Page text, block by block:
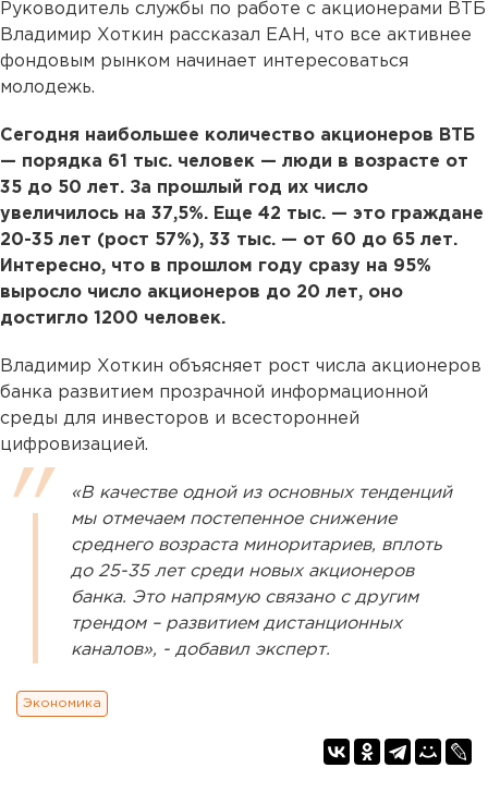
Руководитель службы по работе с акционерами ВТБ
Владимир Хоткин рассказал ЕАН, что все активнее
фондовым рынком начинает интересоваться
молодежь.
Сегодня наибольшее количество акционеров ВТБ
— порядка 61 тыс. человек — люди в возрасте от
35 до 50 лет. За прошлый год их число
увеличилось на 37,5%. Еще 42 тыс. — это граждане
20-35 лет (рост 57%), 33 тыс. — от 60 до 65 лет.
Интересно, что в прошлом году сразу на 95%
выросло число акционеров до 20 лет, оно
достигло 1200 человек.
Владимир Хоткин объясняет рост числа акционеров
банка развитием прозрачной информационной
среды для инвесторов и всесторонней
цифровизацией.
«В качестве одной из основных тенденций
мы отмечаем постепенное снижение
среднего возраста миноритариев, вплоть
до 25-35 лет среди новых акционеров
банка. Это напрямую связано с другим
трендом – развитием дистанционных
каналов», - добавил эксперт.
Экономика